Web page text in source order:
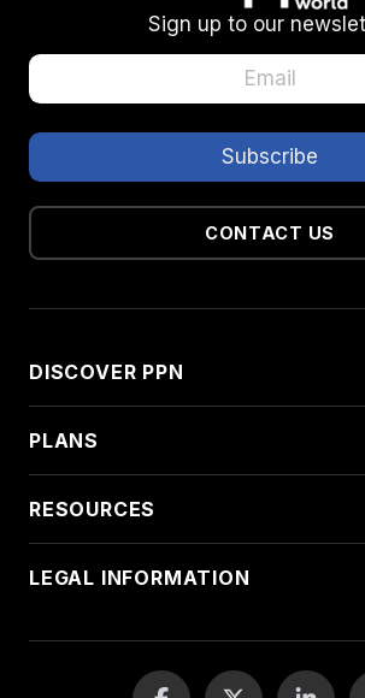
Sign up to our
CONTACT US
DISCOVER PPN
PLANS
RESOURCES
LEGAL INFORMATION